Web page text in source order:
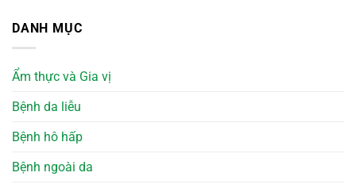
DANH MỤC
Ẩm thực và Gia vị
Bệnh da liễu
Bệnh hô hấp
Bệnh ngoài da